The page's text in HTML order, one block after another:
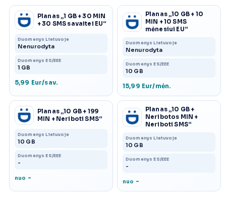
Planas „1 GB + 30 MIN
+ 30 SMS savaitei EU“
Duomenys Lietuvoje
Nenurodyta
Duomenys ES/EEE
1 GB
5,99 Eur/sav.
Planas „10 GB + 10
MIN + 10 SMS
mėnesiui EU“
Duomenys Lietuvoje
Nenurodyta
Duomenys ES/EEE
10 GB
15,99 Eur/mėn.
Planas „10 GB + 199
MIN + Neriboti SMS“
Duomenys Lietuvoje
10 GB
Duomenys ES/EEE
-
nuo -
Planas „10 GB +
Neribotos MIN +
Neriboti SMS“
Duomenys Lietuvoje
10 GB
Duomenys ES/EEE
-
nuo -